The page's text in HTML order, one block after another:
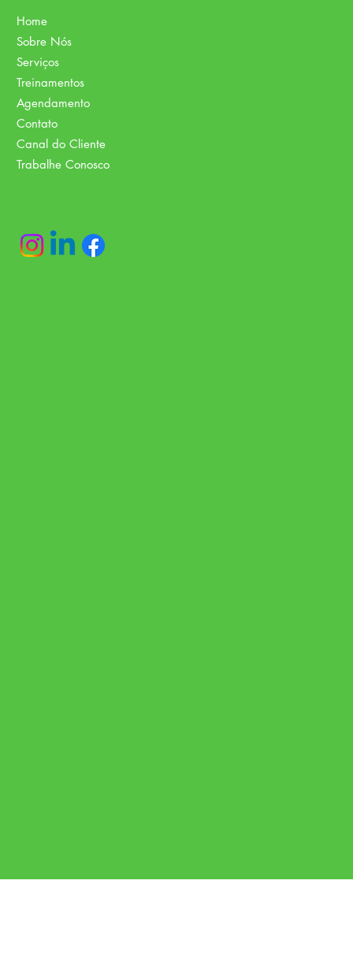
Home
Sobre Nós
Serviços
Treinamentos
Agendamento
Contato
Canal do Cliente
Trabalhe Conosco